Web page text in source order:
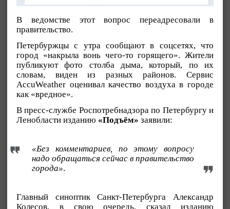
В ведомстве этот вопрос переадресовали в
правительство.
Петербуржцы с утра сообщают в соцсетях, что
город «накрыла вонь чего-то горящего». Жители
публикуют фото столба дыма, который, по их
словам, виден из разных районов. Сервис
AccuWeather оценивал качество воздуха в городе
как «вредное».
В пресс-службе Роспотребнадзора по Петербургу и
Ленобласти изданию «Подъём» заявили:
«Без комментариев, по этому вопросу
надо обращаться сейчас в правительство
города».
Главный синоптик Санкт-Петербурга Александр
Колесов, в свою очередь, сказал изданию